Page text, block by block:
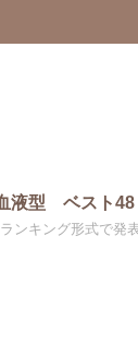
液型 ベスト48
キング形式で発表